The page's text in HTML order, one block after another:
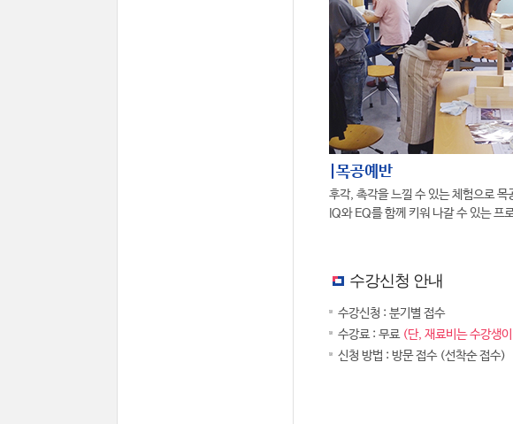
|목공예반
후각, 촉각을 느낄 수 있는 체험으로
IQ와 EQ를 함께 키워 나갈 수 있는 프
수강신청 안내
수강신청 : 분기별 접수
수강료 : 무료 (단, 재료비는 수강생
신청 방법 : 방문 접수 (선착순 접수)